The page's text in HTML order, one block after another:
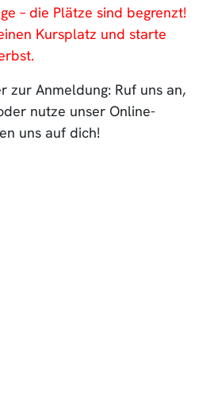
– die Plätze sind begrenzt!
Kursplatz und starte
zur Anmeldung: Ruf uns an,
nutze unser Online-
uns auf dich!